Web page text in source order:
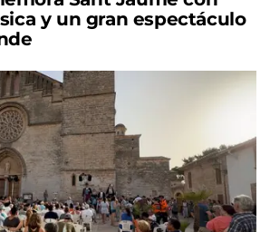
y un gran espectáculo